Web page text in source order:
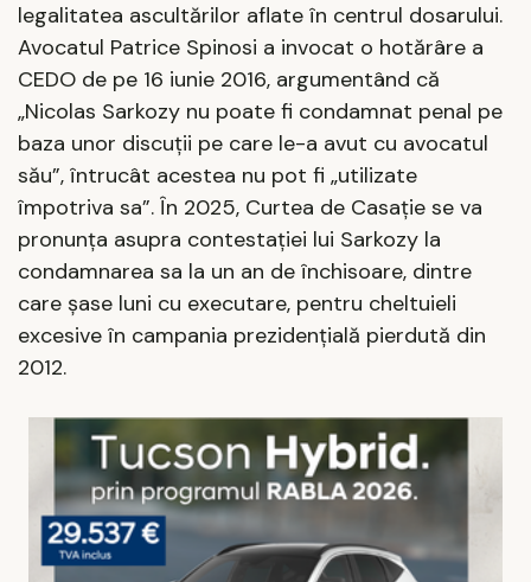
legalitatea ascultărilor aflate în centrul dosarului.
Avocatul Patrice Spinosi a invocat o hotărâre a
CEDO de pe 16 iunie 2016, argumentând că
„Nicolas Sarkozy nu poate fi condamnat penal pe
baza unor discuţii pe care le-a avut cu avocatul
său”, întrucât acestea nu pot fi „utilizate
împotriva sa”. În 2025, Curtea de Casaţie se va
pronunţa asupra contestaţiei lui Sarkozy la
condamnarea sa la un an de închisoare, dintre
care şase luni cu executare, pentru cheltuieli
excesive în campania prezidenţială pierdută din
2012.